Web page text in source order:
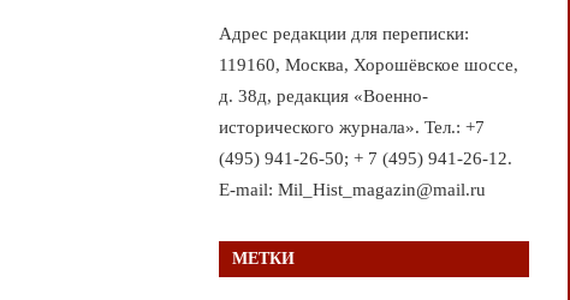
Адрес редакции для переписки:
119160, Москва, Хорошёвское шоссе,
д. 38д, редакция «Военно-
исторического журнала». Тел.: +7
(495) 941-26-50; + 7 (495) 941-26-12.
E-mail: Mil_Hist_magazin@mail.ru
МЕТКИ